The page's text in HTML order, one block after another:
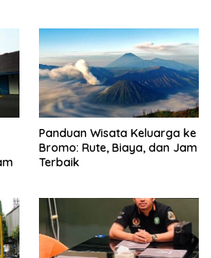
Panduan Wisata Keluarga ke
Bromo: Rute, Biaya, dan Jam
Terbaik